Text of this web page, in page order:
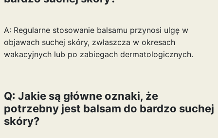
A: Regularne stosowanie balsamu przynosi ulgę w
objawach suchej skóry, zwłaszcza w okresach
wakacyjnych lub po zabiegach dermatologicznych.
Q: Jakie są główne oznaki, że
potrzebny jest balsam do bardzo suchej
skóry?